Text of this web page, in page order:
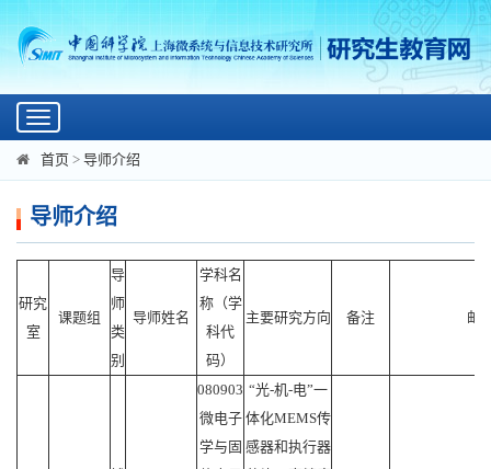
Toggle
navigation
首页 > 导师介绍
导师介绍
研究
室
课题组
导
师
类
别
导师姓名
学科名
称（学
科代
码）
主要研究方向 备注 邮
080903
微电子
学与固
“光-机-电”一
体化MEMS传
感器和执行器